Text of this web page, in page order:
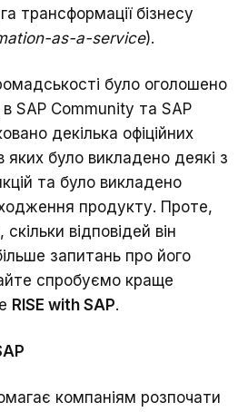
трансформації бізнесу
as-a-service).
було оголошено
в SAP Community та SAP
декілька офіційних
яких було викладено деякі з
та було викладено
продукту. Проте,
відповідей він
запитань про його
спробуємо краще
RISE with SAP.
компаніям розпочати